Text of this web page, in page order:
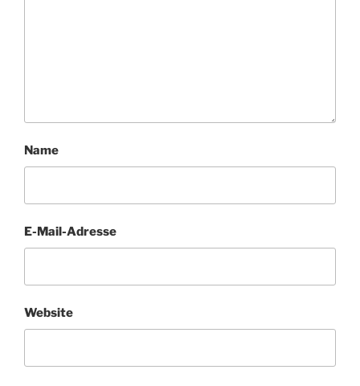
Name
E-Mail-Adresse
Website